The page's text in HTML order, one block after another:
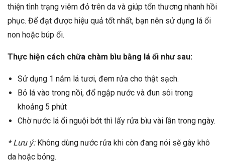
thiện tình trạng viêm đỏ trên da và giúp tổn thương nhanh hồi
phục. Để đạt được hiệu quả tốt nhất, bạn nên sử dụng lá ổi
non hoặc búp ổi.
Thực hiện cách chữa chàm bìu bằng lá ổi như sau:
Sử dụng 1 nắm lá tươi, đem rửa cho thật sạch.
Bỏ lá vào trong nồi, đổ ngập nước và đun sôi trong
khoảng 5 phút
Chờ nước lá ổi nguội bớt thì lấy rửa bìu vài lần trong ngày.
* Lưu ý:Không dùng nước rửa khi còn đang nói sẽ gây khô
da hoặc bỏng.